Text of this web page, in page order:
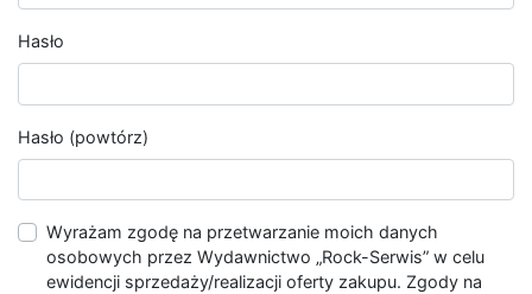
Hasło
Hasło (powtórz)
Wyrażam zgodę na przetwarzanie moich danych
osobowych przez Wydawnictwo „Rock-Serwis” w celu
ewidencji sprzedaży/realizacji oferty zakupu. Zgody na